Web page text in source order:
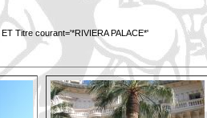
ET Titre courant='*RIVIERA PALACE*'